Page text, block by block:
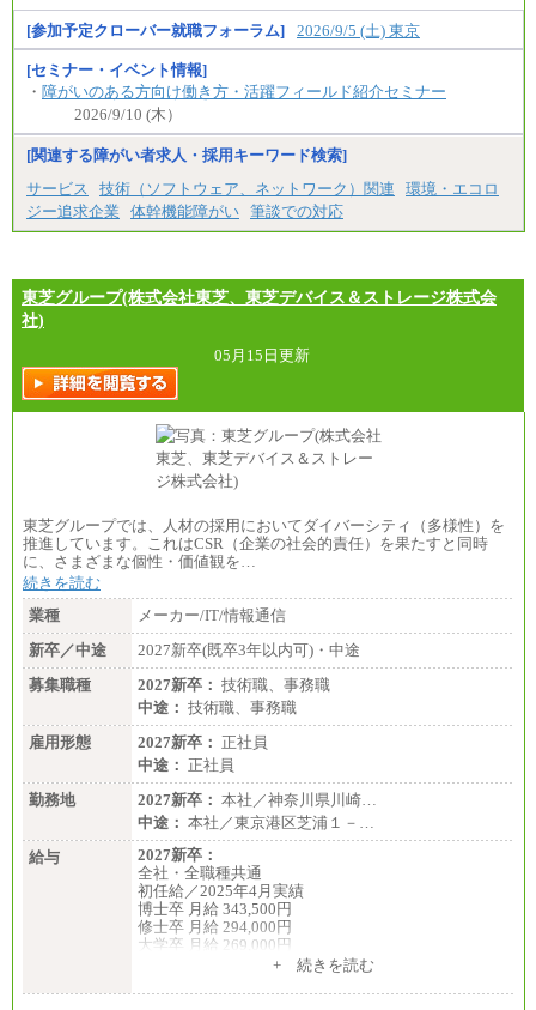
㉓月給224,500円以上
※全コース共通※ 能力・経験・勤務地などにより
異なります
※試用期間中も給与に変更はございません。
す。
※試用期間中も給与に変更はございません
[参加予定クローバー就職フォーラム] 2026/9/5 (土) 東京
[セミナー・イベント情報]
・ 障がいのある方向け働き方・活躍フィールド紹介セミナー
2026/9/10 (木）
[関連する障がい者求人・採用キーワード検索]
サービス
技術（ソフトウェア、ネットワーク）関連
環境・エコロ
ジー追求企業
体幹機能障がい 筆談での対応
東芝グループ(株式会社東芝、東芝デバイス＆ストレージ株式会
社)
05月15日更新
東芝グループでは、人材の採用においてダイバーシティ（多様性）を
推進しています。これはCSR（企業の社会的責任）を果たすと同時
に、さまざまな個性・価値観を…
続きを読む
業種
メーカー/IT/情報通信
新卒／中途
2027新卒(既卒3年以内可)・中途
募集職種
2027新卒： 技術職、事務職
中途： 技術職、事務職
雇用形態
2027新卒： 正社員
中途： 正社員
勤務地
2027新卒： 本社／神奈川県川崎…
中途： 本社／東京港区芝浦１－…
給与
2027新卒：
全社・全職種共通
初任給／2025年4月実績
博士卒 月給 343,500円
修士卒 月給 294,000円
大学卒 月給 269,000円
※試用期間の給与に変更はございません
中途：
+ 続きを読む